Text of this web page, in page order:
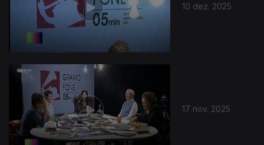
10 dez. 2025
17 nov. 2025